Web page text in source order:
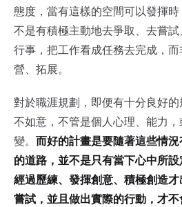
態度，當有這樣的空間可以發揮
不是有積極主動地去爭取、去嘗
行事，把工作看成任務去完成，
營、拓展。
對於職涯規劃，即便有十分良好
不如意，不管是個人心理、能力
變。 而好的計畫是要隨著這些情
的道路，並不是只有當下心中所
經過歷練、發揮創意、積極創造
嘗試，並且做出實際的行動，才